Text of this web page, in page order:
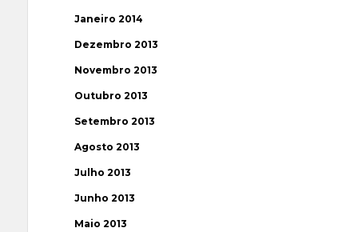
Janeiro 2014
Dezembro 2013
Novembro 2013
Outubro 2013
Setembro 2013
Agosto 2013
Julho 2013
Junho 2013
Maio 2013